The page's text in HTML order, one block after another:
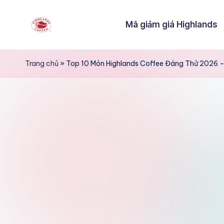
V
o
Highlands
Mã giảm giá Highlands
Trang chủ» Top 10 Món Highlands Coffee Đáng Thử 2026